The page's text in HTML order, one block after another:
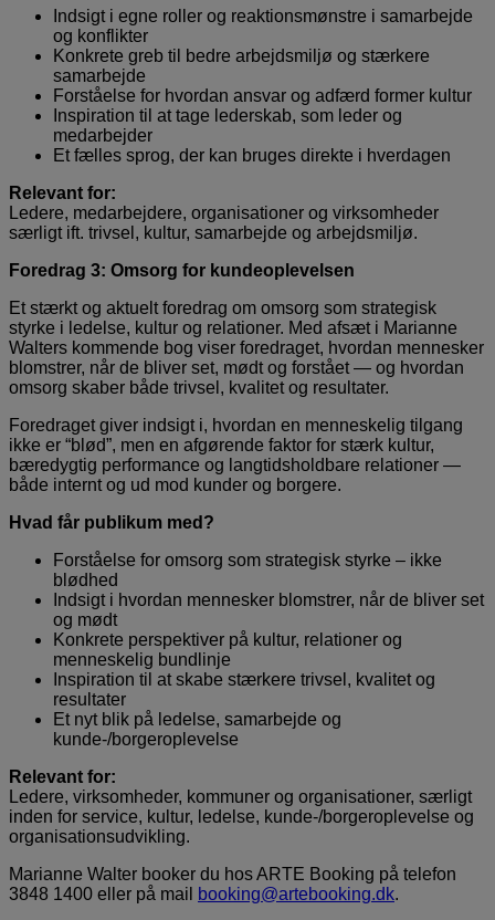
Indsigt i egne roller og reaktionsmønstre i samarbejde
og konflikter
Konkrete greb til bedre arbejdsmiljø og stærkere
samarbejde
Forståelse for hvordan ansvar og adfærd former kultur
Inspiration til at tage lederskab, som leder og
medarbejder
Et fælles sprog, der kan bruges direkte i hverdagen
Relevant for:
Ledere, medarbejdere, organisationer og virksomheder
særligt ift. trivsel, kultur, samarbejde og arbejdsmiljø.
Foredrag 3: Omsorg for kundeoplevelsen
Et stærkt og aktuelt foredrag om omsorg som strategisk
styrke i ledelse, kultur og relationer. Med afsæt i Marianne
Walters kommende bog viser foredraget, hvordan mennesker
blomstrer, når de bliver set, mødt og forstået — og hvordan
omsorg skaber både trivsel, kvalitet og resultater.
Foredraget giver indsigt i, hvordan en menneskelig tilgang
ikke er “blød”, men en afgørende faktor for stærk kultur,
bæredygtig performance og langtidsholdbare relationer —
både internt og ud mod kunder og borgere.
Hvad får publikum med?
Forståelse for omsorg som strategisk styrke – ikke
blødhed
Indsigt i hvordan mennesker blomstrer, når de bliver set
og mødt
Konkrete perspektiver på kultur, relationer og
menneskelig bundlinje
Inspiration til at skabe stærkere trivsel, kvalitet og
resultater
Et nyt blik på ledelse, samarbejde og
kunde-/borgeroplevelse
Relevant for:
Ledere, virksomheder, kommuner og organisationer, særligt
inden for service, kultur, ledelse, kunde-/borgeroplevelse og
organisationsudvikling.
Marianne Walter booker du hos ARTE Booking på telefon
3848 1400 eller på mail
booking@artebooking.dk.